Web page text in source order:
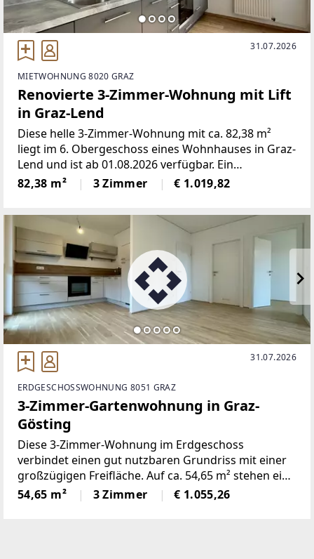
31.07.2026
MIETWOHNUNG 8020 GRAZ
Renovierte 3-Zimmer-Wohnung mit Lift
in Graz-Lend
Diese helle 3-Zimmer-Wohnung mit ca. 82,38 m²
liegt im 6. Obergeschoss eines Wohnhauses in Graz-
Lend und ist ab 01.08.2026 verfügbar. Ein
Personenlift ermöglicht den bequemen
Zugang.Vom Vorraum sind alle drei Zimmer
82,38 m² 3 Zimmer € 1.019,82
31.07.2026
ERDGESCHOSSWOHNUNG 8051 GRAZ
3-Zimmer-Gartenwohnung in Graz-
Gösting
Diese 3-Zimmer-Wohnung im Erdgeschoss
verbindet einen gut nutzbaren Grundriss mit einer
großzügigen Freifläche. Auf ca. 54,65 m² stehen ein
Wohn-/Küchenbereich, zwei Schlafzimmer, ein
Badezimmer mit Dusche und WC sowie ein
54,65 m² 3 Zimmer € 1.055,26